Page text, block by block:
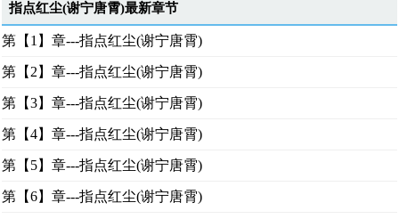
指点红尘(谢宁唐霄)最新章节
第【1】章---指点红尘(谢宁唐霄)
第【2】章---指点红尘(谢宁唐霄)
第【3】章---指点红尘(谢宁唐霄)
第【4】章---指点红尘(谢宁唐霄)
第【5】章---指点红尘(谢宁唐霄)
第【6】章---指点红尘(谢宁唐霄)